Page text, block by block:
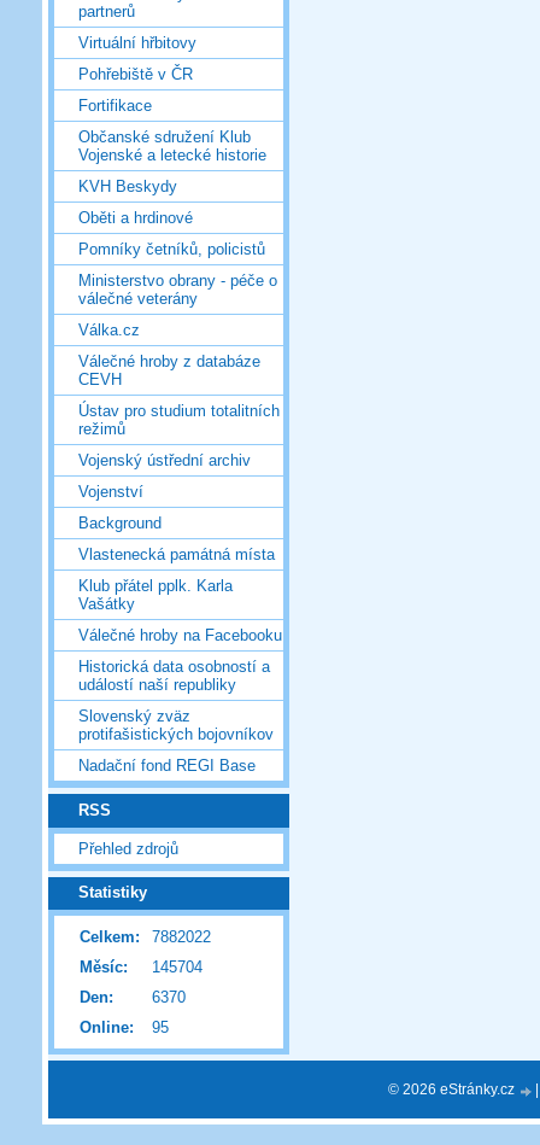
partnerů
Virtuální hřbitovy
Pohřebiště v ČR
Fortifikace
Občanské sdružení Klub
Vojenské a letecké historie
KVH Beskydy
Oběti a hrdinové
Pomníky četníků, policistů
Ministerstvo obrany - péče o
válečné veterány
Válka.cz
Válečné hroby z databáze
CEVH
Ústav pro studium totalitních
režimů
Vojenský ústřední archiv
Vojenství
Background
Vlastenecká památná místa
Klub přátel pplk. Karla
Vašátky
Válečné hroby na Facebooku
Historická data osobností a
událostí naší republiky
Slovenský zväz
protifašistických bojovníkov
Nadační fond REGI Base
RSS
Přehled zdrojů
Statistiky
Online: 95
Celkem:
7882022
Měsíc:
145704
Den:
6370
© 2026 eStránky.cz